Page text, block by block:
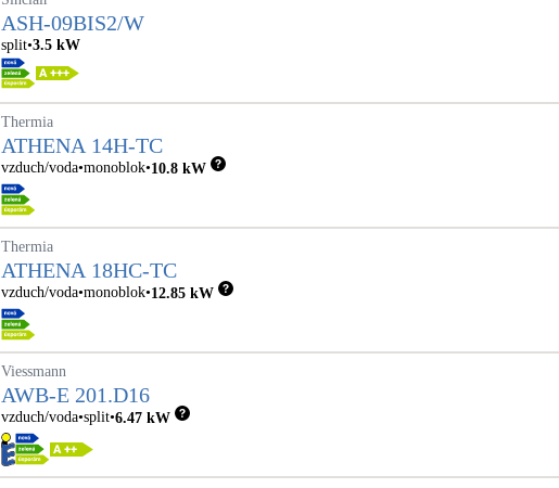
ASH-09BIS2/W
split 3.5 kW
Thermia
ATHENA 14H-TC
vzduch/voda monoblok 10.8 kW
Thermia
ATHENA 18HC-TC
vzduch/voda monoblok 12.85 kW
Viessmann
AWB-E 201.D16
vzduch/voda split 6.47 kW